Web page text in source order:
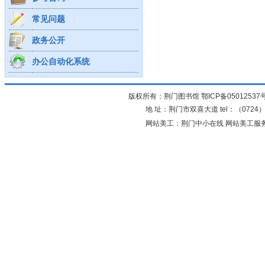
常见问题
政务公开
办公自动化系统
版权所有：荆门图书馆 鄂ICP备05012537
地 址：荆门市双喜大道 tel：（0724
网站美工：荆门中小在线 网站美工